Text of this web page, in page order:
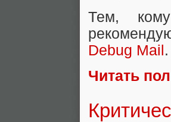
Тем,
Debug Mail.
Читать